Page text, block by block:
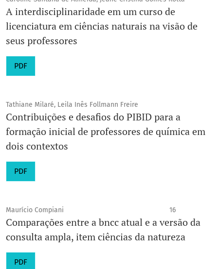
A interdisciplinaridade em um curso de
licenciatura em ciências naturais na visão de
seus professores
PDF
Tathiane Milaré, Leila Inês Follmann Freire
Contribuições e desafios do PIBID para a
formação inicial de professores de química em
dois contextos
PDF
Maurício Compiani 16
Comparações entre a bncc atual e a versão da
consulta ampla, item ciências da natureza
PDF